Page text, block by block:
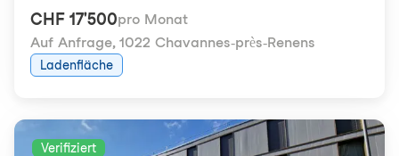
CHF 17'500pro Monat
Auf Anfrage, 1022 Chavannes-près-Renens
Ladenfläche
Verifiziert